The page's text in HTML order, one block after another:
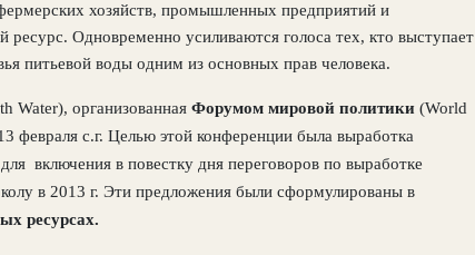
хозяйств, промышленных предприятий и
Одновременно усиливаются голоса тех, кто выступает
питьевой воды одним из основных прав человека.
Water), организованная Форумом мировой политики (World
февраля с.г. Целью этой конференции была выработка
включения в повестку дня переговоров по выработке
в 2013 г. Эти предложения были сформулированы в
ресурсах.